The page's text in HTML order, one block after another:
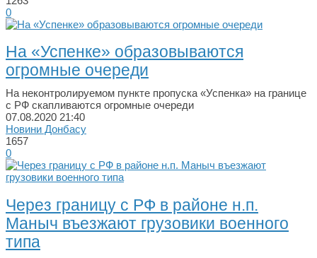
0
На «Успенке» образовываются
огромные очереди
На неконтролируемом пункте пропуска «Успенка» на границе
с РФ скапливаются огромные очереди
07.08.2020 21:40
Новини Донбасу
1657
0
Через границу с РФ в районе н.п.
Маныч въезжают грузовики военного
типа